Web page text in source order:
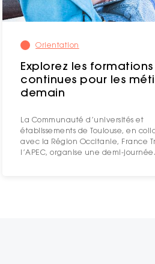
Orientation
Explorez les formations
continues pour les
demain
La Communauté d’universités et
établissements de Toulouse, en
avec la Région Occitanie, France
l’APEC, organise une demi-